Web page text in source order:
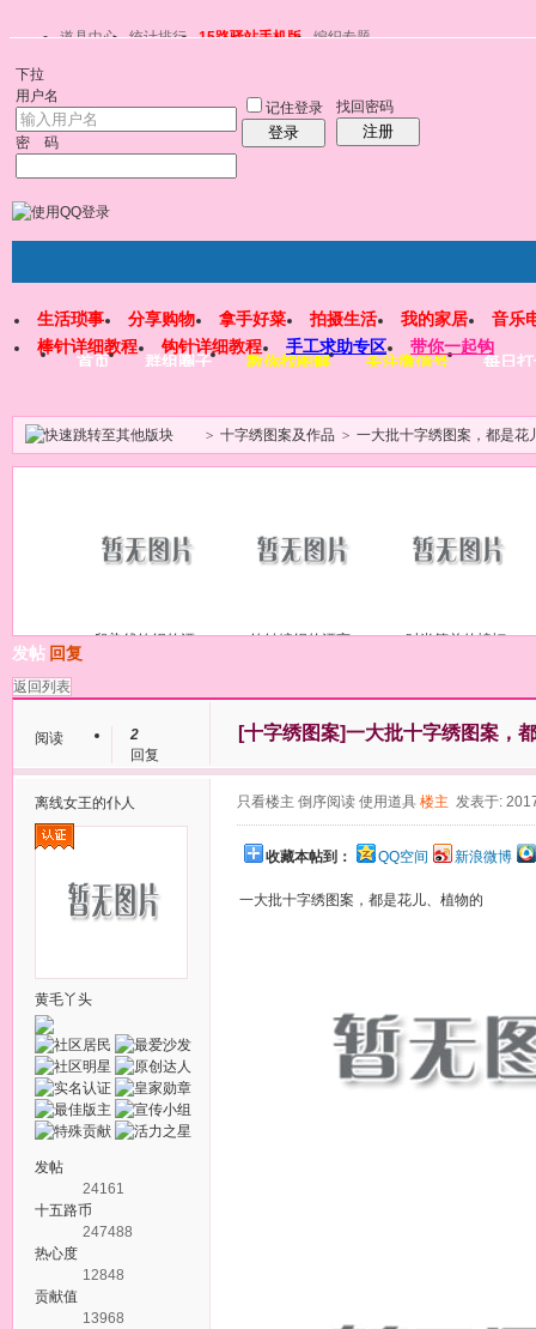
道具中心 统计排行 15路驿站手机版 编织专题
下拉
用户名
密 码
记住登录
登录
找回密码
注册
首页 群组圈子 教你找图解 关注微信号 每日
生活琐事 分享购物 拿手好菜 拍摄生活 我的家居
音乐
棒针详细教程
钩针详细教程 手工求助专区 带你一起钩
> 十字绣图案及作品 > 一大批十字绣图案，都是花
段染线钩织的漂 钩针编织的漂亮 时尚简单的蝙蝠
发帖 回复
返回列表
阅读
2
回复
[十字绣图案]一大批十字绣图案，
离线女王的仆人
黄毛丫头
发帖
24161
十五路币
247488
热心度
12848
贡献值
13968
只看楼主 倒序阅读 使用道具 楼主 发表于:
收藏本帖到： QQ空间 新浪微博
一大批十字绣图案，都是花儿、植物的